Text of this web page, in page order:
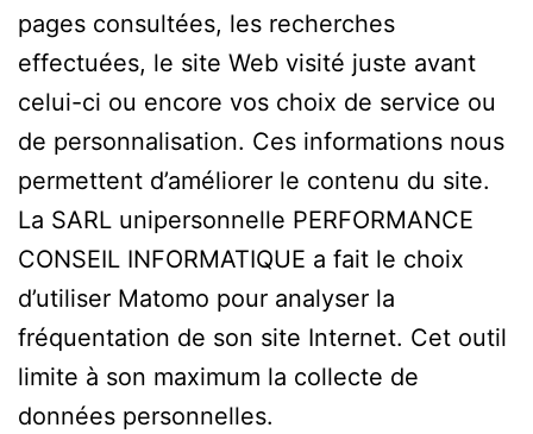
pages consultées, les recherches
effectuées, le site Web visité juste avant
celui-ci ou encore vos choix de service ou
de personnalisation. Ces informations nous
permettent d’améliorer le contenu du site.
La SARL unipersonnelle PERFORMANCE
CONSEIL INFORMATIQUE a fait le choix
d’utiliser Matomo pour analyser la
fréquentation de son site Internet. Cet outil
limite à son maximum la collecte de
données personnelles.